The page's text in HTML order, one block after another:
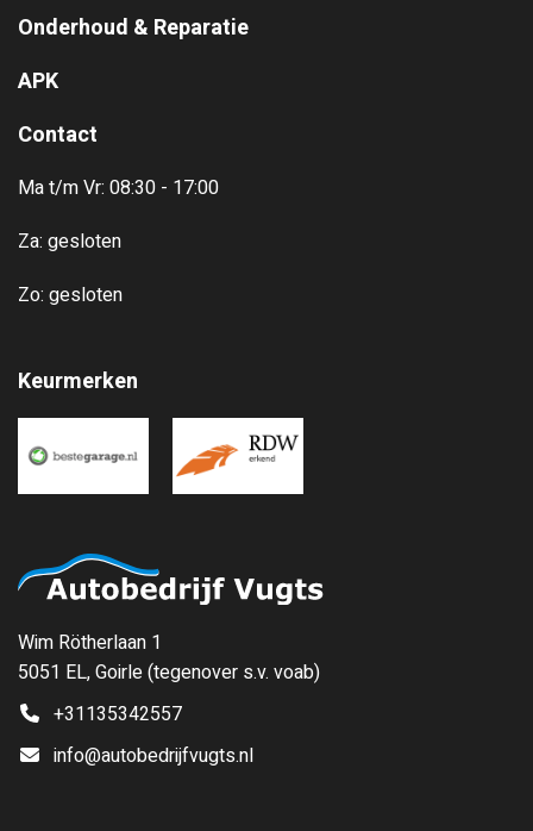
Wim Rötherlaan 1
5051 EL, Goirle (tegenover s.v. voab)
+31135342557
info@autobedrijfvugts.nl
Onderhoud & Reparatie
APK
Contact
Ma t/m Vr: 08:30 - 17:00
Za: gesloten
Zo: gesloten
Keurmerken